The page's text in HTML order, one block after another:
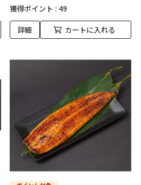
獲得ポイント : 49
詳細 カートに入れる